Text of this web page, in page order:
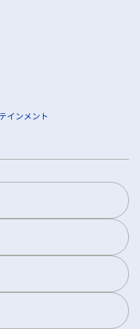
インメント